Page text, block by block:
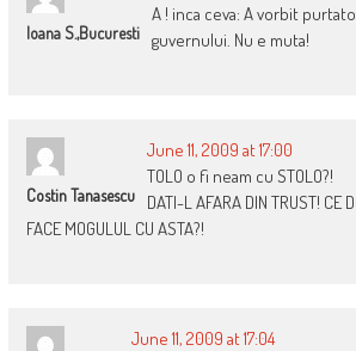
Ioana S.,Bucuresti
A ! inca ceva: A vorbit
guvernului. Nu e muta!
Costin Tanasescu
June 11, 2009 at 17:00
TOLO o fi neam cu STOLO?!
DATI-L AFARA DIN TRUST! CE
FACE MOGULUL CU ASTA?!
June 11, 2009 at 17:04